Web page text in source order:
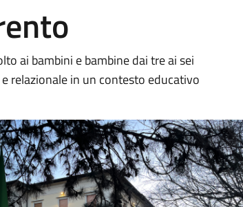
ai bambini e bambine dai tre ai sei
relazionale in un contesto educativo